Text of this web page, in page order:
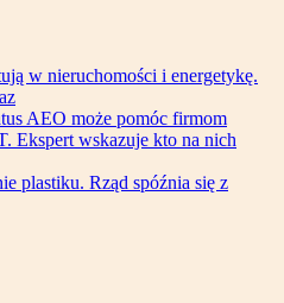
w nieruchomości i energetykę.
AEO może pomóc firmom
Ekspert wskazuje kto na nich
plastiku. Rząd spóźnia się z